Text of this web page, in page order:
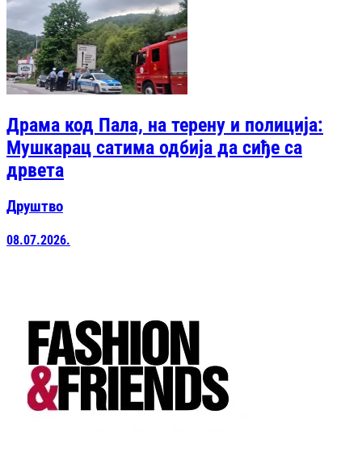
Драма код Пала, на терену и полиција:
Мушкарац сатима одбија да сиђе са
дрвета
Друштво
08.07.2026.